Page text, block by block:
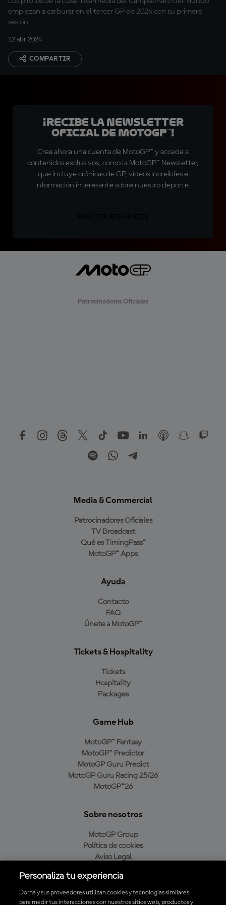
empiezan a carburar en el tercer GP de 2024 con su primera
sesión
12 abr 2024
COMPARTIR
¡Recibe la Newsletter
oficial de MotoGP™!
Crea ahora una cuenta de MotoGP™ y accede a
contenidos exclusivos, como la MotoGP™ Newsletter,
que incluye crónicas de GP, vídeos increíbles e
información interesante sobre nuestro deporte.
Patrocinadores Oficiales
Media & Commercial
Patrocinadores Oficiales
TV Broadcast
Qué es TimingPass™
MotoGP™ Apps
Ayuda
Contacto
FAQ
Únete a MotoGP™
Tickets & Hospitality
Tickets
Hospitality
Packages
Game Hub
MotoGP™ Fantasy
MotoGP™ Predictor
MotoGP Guru Predict
MotoGP Guru Racing 25/26
MotoGP™26
Sobre nosotros
MotoGP Group
Política de cookies
Aviso Legal
Política de compra
Personaliza tu experiencia
Dorna y sus proveedores utilizan cookies y tecnologías similares
para medir tus interacciones con nuestros sitios web, productos y